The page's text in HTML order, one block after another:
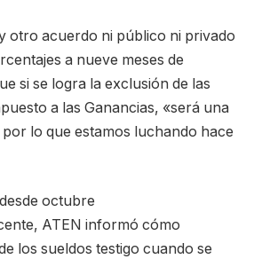
otro acuerdo ni público ni privado
a nueve meses de
si se logra la exclusión de las
a las Ganancias, «será una
lo que estamos luchando hace
octubre
ATEN informó cómo
los sueldos testigo cuando se